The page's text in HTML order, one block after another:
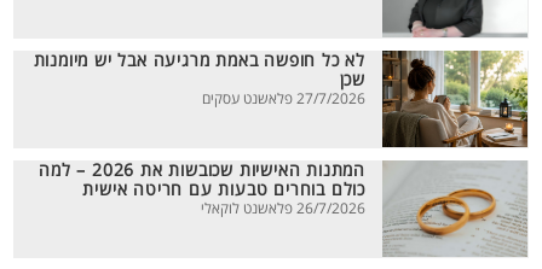
לא כל חופשה באמת מרגיעה אבל יש מיומנות
שכן
27/7/2026 פלאשנט עסקים
המתנות האישיות שכובשות את 2026 – למה
כולם בוחרים טבעות עם חריטה אישית
26/7/2026 פלאשנט לוקאלי